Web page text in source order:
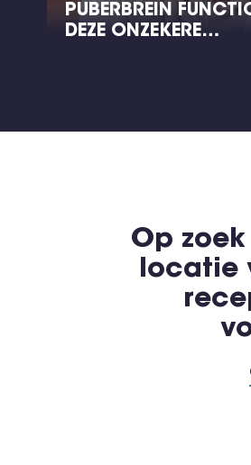
PUBERBREIN
DEZE ONZEKERE…
Op
locatie